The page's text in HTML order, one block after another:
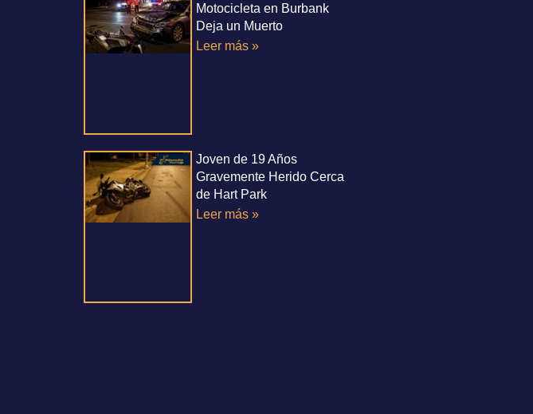
Motocicleta en Burbank
Deja un Muerto
Leer más »
Joven de 19 Años
Gravemente Herido Cerca
de Hart Park
Leer más »